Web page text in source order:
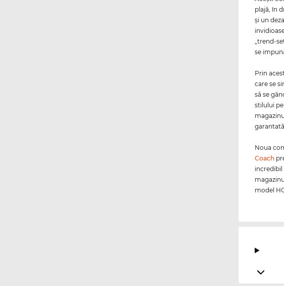
plajă, în
şi un
„trend-
se
Prin
care se
să se
stilului
Noua
Coach
incredibil
model